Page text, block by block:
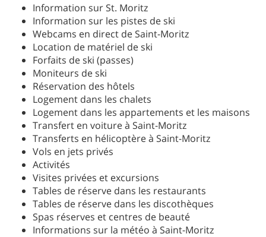
Information sur St. Moritz
Information sur les pistes de ski
Webcams en direct de Saint-Moritz
Location de matériel de ski
Forfaits de ski (passes)
Moniteurs de ski
Réservation des hôtels
Logement dans les chalets
Logement dans les appartements et les maisons
Transfert en voiture à Saint-Moritz
Transferts en hélicoptère à Saint-Moritz
Vols en jets privés
Activités
Visites privées et excursions
Tables de réserve dans les restaurants
Tables de réserve dans les discothèques
Spas réserves et centres de beauté
Informations sur la météo à Saint-Moritz